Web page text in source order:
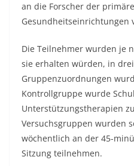
an die Forscher der
Gesundheitseinrichtungen
Die Teilnehmer wurden je
sie erhalten würden, in
Gruppenzuordnungen
Kontrollgruppe wurde
Unterstützungstherapien
Versuchsgruppen wurden
wöchentlich an der 45-
Sitzung teilnehmen.